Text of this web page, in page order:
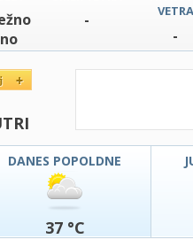
-
VETRA
-
DANES POPOLDNE
37 °C